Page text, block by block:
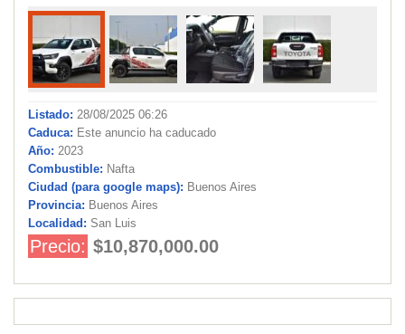
Listado: 28/08/2025 06:26
Caduca: Este anuncio ha caducado
Año: 2023
Combustible: Nafta
Ciudad (para google maps): Buenos Aires
Provincia: Buenos Aires
Localidad: San Luis
Precio: $10,870,000.00